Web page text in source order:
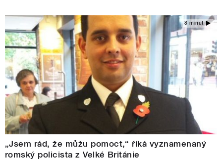
8 minut
„Jsem rád, že můžu pomoct,“ říká vyznamenaný
romský policista z Velké Británie